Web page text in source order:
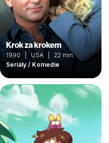
Krok za krokem
1990 | USA | 22 min
Seriály / Komedie